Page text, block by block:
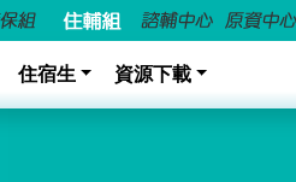
住宿生 資源下載